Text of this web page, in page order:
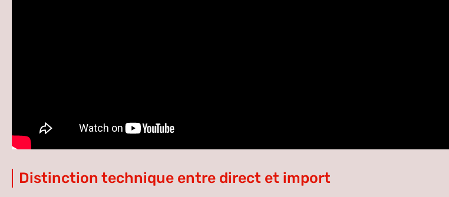
Distinction technique entre direct et import